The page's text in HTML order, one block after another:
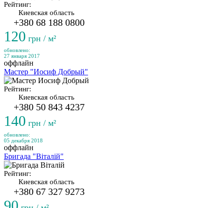
Рейтинг:
Киевская область
+380 68 188 0800
120 грн / м²
обновлено:
27 января 2017
оффлайн
Мастер "Иосиф Добрый"
Рейтинг:
Киевская область
+380 50 843 4237
140 грн / м²
обновлено:
05 декабря 2018
оффлайн
Бригада "Віталій"
Рейтинг:
Киевская область
+380 67 327 9273